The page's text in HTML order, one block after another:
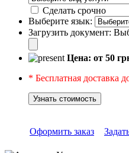
Сделать срочно
Выберите язык:
Загрузить документ:
Цена: от 50
* Бесплатная доставка
Узнать стоимость
Оформить заказ